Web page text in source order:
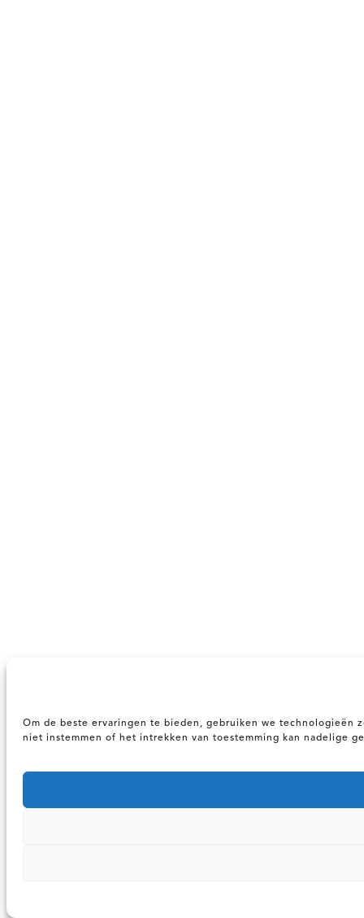
Om de beste ervaringen te bieden, gebruiken we technologieën
niet instemmen of het intrekken van toestemming kan nadelige